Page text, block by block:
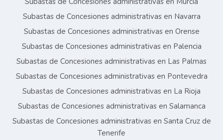
Subastas de Concesiones administrativas en Navarra
Subastas de Concesiones administrativas en Orense
Subastas de Concesiones administrativas en Palencia
Subastas de Concesiones administrativas en Las Palmas
Subastas de Concesiones administrativas en Pontevedra
Subastas de Concesiones administrativas en La Rioja
Subastas de Concesiones administrativas en Salamanca
Subastas de Concesiones administrativas en Santa Cruz de
Tenerife